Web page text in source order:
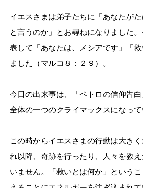
イエスさまは弟子たちに「あなたが
と言うのか」とお尋ねになりました
表して「あなたは、メシアです」「救
ました（マルコ８：２９）。
今日の出来事は、「ペトロの信仰告
全体の一つのクライマックスになって
この時からイエスさまの行動は大き
れ以降、奇跡を行ったり、人々を教
いません。「救いとは何か」という